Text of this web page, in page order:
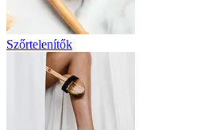
Szőrtelenítők